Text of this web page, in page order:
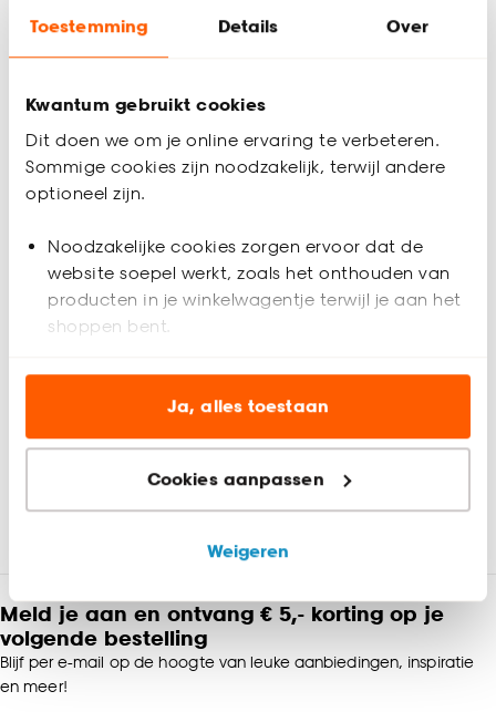
Toestemming Details Over
Kwantum gebruikt cookies
Dit doen we om je online ervaring te verbeteren.
Sommige cookies zijn noodzakelijk, terwijl andere
optioneel zijn.
Noodzakelijke cookies zorgen ervoor dat de
website soepel werkt, zoals het onthouden van
producten in je winkelwagentje terwijl je aan het
shoppen bent.
Analytische cookies (optioneel) helpen ons de
website te verbeteren voor jou en al onze andere
Marketing cookies (optioneel) laten jou
relevante informatie en aanbiedingen zien op
advertenties en communicatie.
Klik op ‘Ja, alles toestaan’ om gebruik te maken
van alle cookies, of klik op ‘weigeren’ om alleen de
noodzakelijke cookies te accepteren. Je kunt er ook
voor kiezen om bepaalde cookies wel of niet te
Ja, alles toestaan
Cookies aanpassen
Weigeren
Productomschrijving
interieur past? Bestel vrijblijvend één of meerdere kleurstalen
en bekijk of vergelijk eenvoudig welke gordijnstof jouw
favoriet is. Zo ben je 100% zeker van de juiste keuze. De
kleurstalen worden binnen 2 à 3 werkdagen thuisbezorgd en
passen door de brievenbus. Afmeting staal Gordijn: 13 x 26
Productspecificaties
Artikelnummer
EAN nummer 8720197231903
Kleur Taupe
Taupe
Samenstelling 100% Polyester
Krimptolerantie
Beoordelingen (0)
Meld je aan en ontvang € 5,- korting op je
volgende bestelling
Blijf per e-mail op de hoogte van leuke aanbiedingen, inspiratie
en meer!